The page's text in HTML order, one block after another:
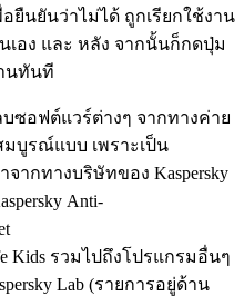
ยืนยันว่าไม่ได้ ถูกเรียกใช้งาน
อง และ หลัง จากนั้นก็กดปุ่ม
นทันที
ซอฟต์แวร์ต่างๆ จากทางค่าย
มบูรณ์แบบ เพราะเป็น
ากทางบริษัทของ Kaspersky
Anti-
Kids รวมไปถึงโปรแกรมอื่นๆ
Lab (รายการอยู่ด้าน